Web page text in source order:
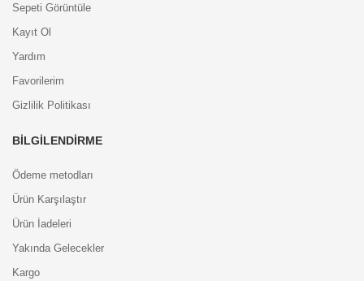
Sepeti Görüntüle
Kayıt Ol
Yardım
Favorilerim
Gizlilik Politikası
BILGILENDIRME
Ödeme metodları
Ürün Karşılaştır
Ürün İadeleri
Yakında Gelecekler
Kargo